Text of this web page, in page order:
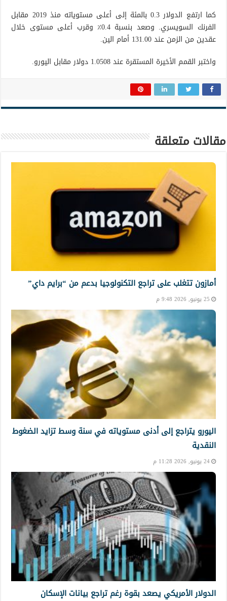
كما ارتفع الدولار 0.3 بالمئة إلى أعلى مستوياته منذ 2019 مقابل
الفرنك السويسري. وصعد بنسبة 0.4٪ وقرب أعلى مستوى خلال
عقدين من الزمن عند 131.00 أمام الين.
واختبر القمم الأخيرة المستقرة عند 1.0508 دولار مقابل اليورو.
مقالات متعلقة
أمازون تتغلب على تراجع التكنولوجيا بدعم من “برايم داي”
25 يونيو, 2026 9:48 م
اليورو يتراجع إلى أدنى مستوياته في سنة وسط تزايد الضغوط
النقدية
24 يونيو, 2026 11:28 م
الدولار الأمريكي يصعد بقوة رغم تراجع بيانات الإسكان